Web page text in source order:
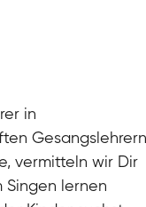
in
Gesangslehrern
vermitteln wir Dir
lernen